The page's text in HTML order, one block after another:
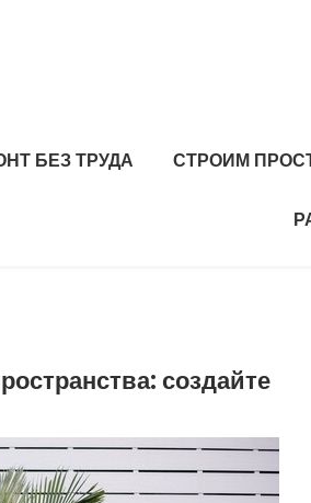
БЕЗ ТРУДА СТРОИМ
создайте